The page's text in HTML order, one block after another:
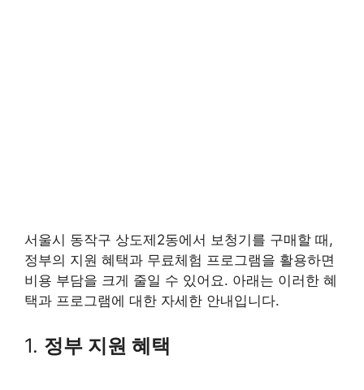
서울시 동작구 상도제2동에서 보청기를 구매할 때,
정부의 지원 혜택과 무료체험 프로그램을 활용하면
비용 부담을 크게 줄일 수 있어요. 아래는 이러한 혜
택과 프로그램에 대한 자세한 안내입니다.
1. 정부 지원 혜택